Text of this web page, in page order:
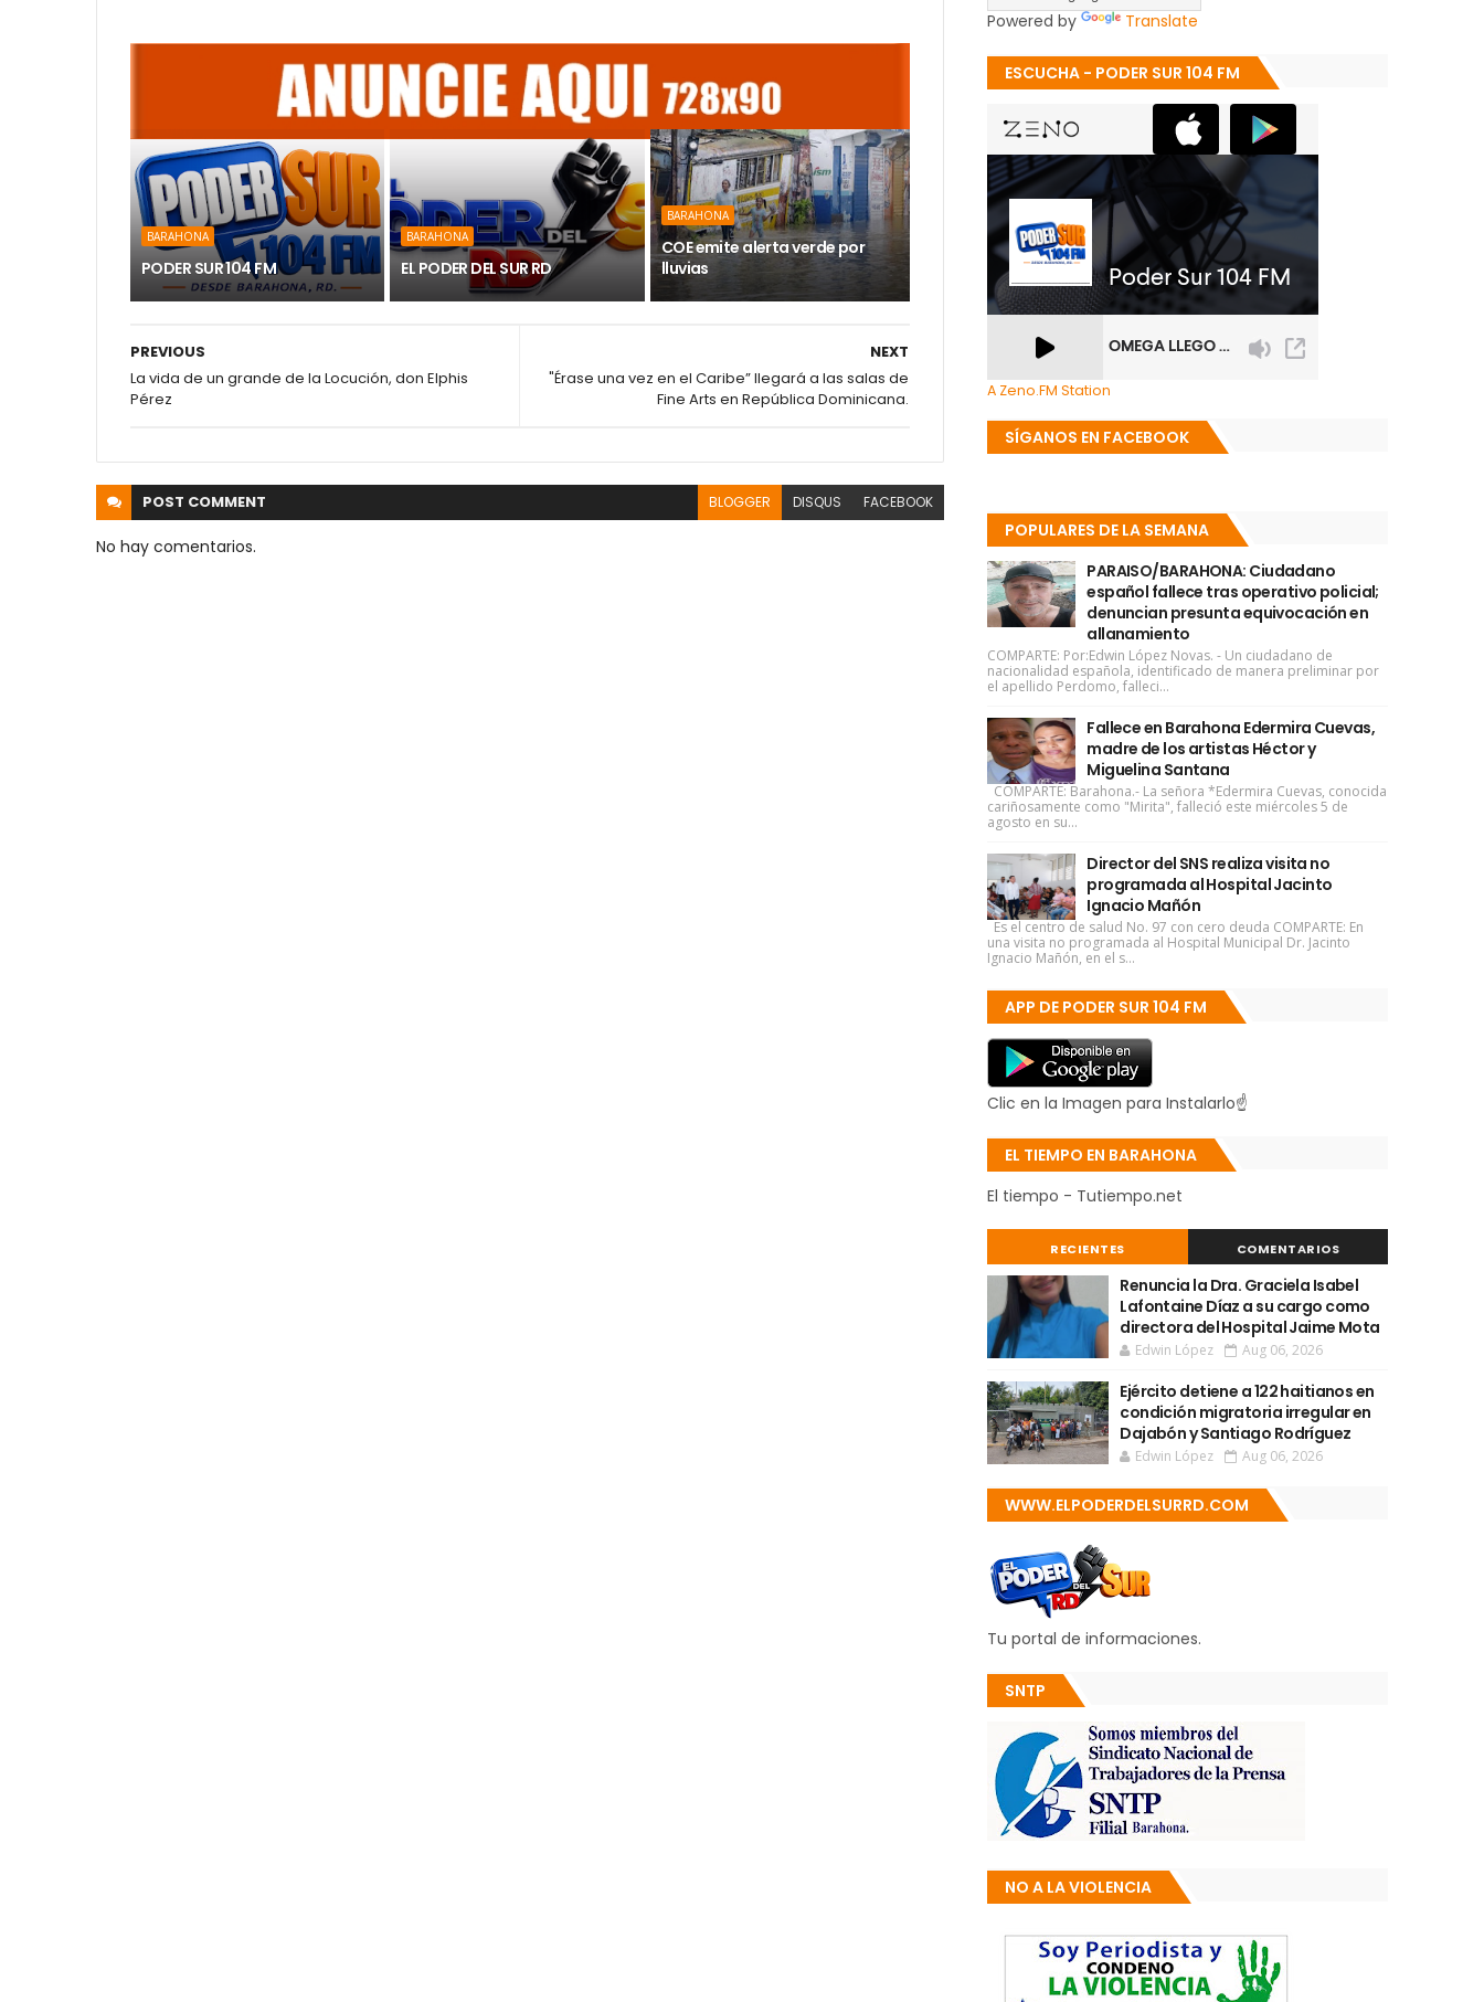
BARAHONA
PODER SUR 104 FM
BARAHONA
EL PODER DEL SUR RD
BARAHONA
COE emite alerta verde por
lluvias
NEXT
"Érase una vez en el Caribe” llegará a las salas de
Fine Arts en República Dominicana.
PREVIOUS
La vida de un grande de la Locución, don Elphis
Pérez
POST COMMENT BLOGGER DISQUS FACEBOOK
No hay comentarios.
Powered by Translate
ESCUCHA - PODER SUR 104 FM
A Zeno.FM Station
SÍGANOS EN FACEBOOK
POPULARES DE LA SEMANA
PARAISO/BARAHONA: Ciudadano
español fallece tras operativo policial;
denuncian presunta equivocación en
allanamiento
COMPARTE: Por:Edwin López Novas. - Un ciudadano de
nacionalidad española, identificado de manera preliminar por
el apellido Perdomo, falleci...
Fallece en Barahona Edermira Cuevas,
madre de los artistas Héctor y
Miguelina Santana
COMPARTE: Barahona.- La señora *Edermira Cuevas, conocida
cariñosamente como "Mirita", falleció este miércoles 5 de
agosto en su...
Director del SNS realiza visita no
programada al Hospital Jacinto
Ignacio Mañón
Es el centro de salud No. 97 con cero deuda COMPARTE: En
una visita no programada al Hospital Municipal Dr. Jacinto
Ignacio Mañón, en el s...
APP DE PODER SUR 104 FM
Clic en la Imagen para Instalarlo☝
EL TIEMPO EN BARAHONA
El tiempo - Tutiempo.net
RECIENTES COMENTARIOS
Renuncia la Dra. Graciela Isabel
Lafontaine Díaz a su cargo como
directora del Hospital Jaime Mota
Edwin López Aug 06, 2026
Ejército detiene a 122 haitianos en
condición migratoria irregular en
Dajabón y Santiago Rodríguez
Edwin López Aug 06, 2026
WWW.ELPODERDELSURRD.COM
Tu portal de informaciones.
SNTP
NO A LA VIOLENCIA